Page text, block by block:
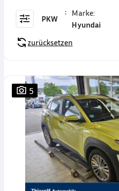
PKW
Marke:
Hyundai
zurücksetzen
5